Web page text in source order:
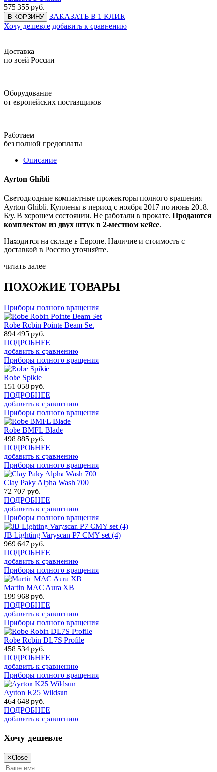
575 355 руб.
В КОРЗИНУ
ЗАКАЗАТЬ В 1 КЛИК
Хочу дешевле добавить к сравнению
Доставка
по всей России
Оборудование
от европейских поставщиков
Работаем
без полной предоплаты
Описание
Ayrton Ghibli
Светодиодные компактные прожекторы полного вращения
Ayrton Ghibli. Куплены в период с ноября 2017 по июнь 2018.
Б/у. В хорошем состоянии. Не работали в прокате. Продаются
комплектом из двух штук в 2-местном кейсе.
Находится на складе в Европе. Наличие и стоимость с
доставкой в Россию уточняйте.
читать далее
ПОХОЖИЕ ТОВАРЫ
Приборы полного вращения
Robe Robin Pointe Beam Set
894 495 руб.
ПОДРОБНЕЕ
добавить к сравнению
Приборы полного вращения
Robe Spikie
151 058 руб.
ПОДРОБНЕЕ
добавить к сравнению
Приборы полного вращения
Robe BMFL Blade
498 885 руб.
ПОДРОБНЕЕ
добавить к сравнению
Приборы полного вращения
Clay Paky Alpha Wash 700
72 707 руб.
ПОДРОБНЕЕ
добавить к сравнению
Приборы полного вращения
JB Lighting Varyscan P7 CMY set (4)
969 647 руб.
ПОДРОБНЕЕ
добавить к сравнению
Приборы полного вращения
Martin MAC Aura XB
199 968 руб.
ПОДРОБНЕЕ
добавить к сравнению
Приборы полного вращения
Robe Robin DL7S Profile
458 534 руб.
ПОДРОБНЕЕ
добавить к сравнению
Приборы полного вращения
Ayrton K25 Wildsun
464 648 руб.
ПОДРОБНЕЕ
добавить к сравнению
Хочу дешевле
×Close